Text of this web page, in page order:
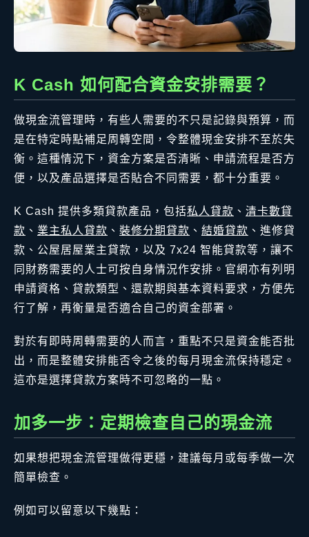
K Cash 如何配合資金安排需要？
做現金流管理時，有些人需要的不只是記錄與預算，而
是在特定時點補足周轉空間，令整體現金安排不至於失
衡。這種情況下，資金方案是否清晰、申請流程是否方
便，以及產品選擇是否貼合不同需要，都十分重要。
K Cash 提供多類貸款產品，包括私人貸款 、 清卡數貸
款 、 業主私人貸款 、 裝修分期貸款 、 結婚貸款 、進修貸
款、公屋居屋業主貸款，以及 7x24 智能貸款等，讓不
同財務需要的人士可按自身情況作安排。官網亦有列明
申請資格、貸款類型、還款期與基本資料要求，方便先
行了解，再衡量是否適合自己的資金部署。
對於有即時周轉需要的人而言，重點不只是資金能否批
出，而是整體安排能否令之後的每月現金流保持穩定。
這亦是選擇貸款方案時不可忽略的一點。
加多一步：定期檢查自己的現金流
如果想把現金流管理做得更穩，建議每月或每季做一次
簡單檢查。
例如可以留意以下幾點：